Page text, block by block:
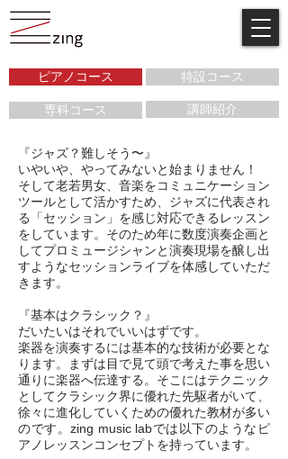
ピアノコース 特設コース
専科コース 講師紹介
『ジャズ？難しそう〜』
いやいや、やってみないと始まりません！
そして老若男女、音楽をコミュニケーション
ツールとして活かすため、ジャズに代表され
る「セッション」を感じ対応できるレッスン
をしています。そのため年に数度演奏企画と
してプロミュージシャンと演奏現場を醸し出
すようなセッションライブを体感していただ
きます。
『基本はクラシック？』
だいたいはそれでいいはずです。
楽器を演奏するには基本的な技術が必要とな
ります。まずは目で見て頭で考えた事を思い
通りに楽器へ伝達する。そこにはテクニック
としてクラシック界に優れた先駆者がいて、
徐々に進化していくための優れた教材が多い
のです。zing music labでは以下のようなピ
アノレッスンコンセプトを持っています。